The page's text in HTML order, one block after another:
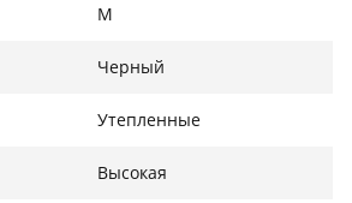
M
Черный
Утепленные
Высокая